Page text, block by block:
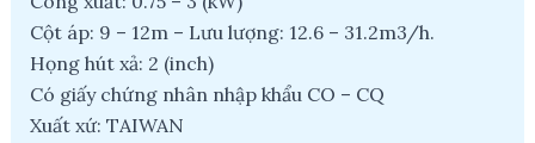
Cột áp: 9 – 12m – Lưu lượng: 12.6 – 31.2m3/h.
Họng hút xả: 2 (inch)
Có giấy chứng nhân nhập khẩu CO – CQ
Xuất xứ: TAIWAN